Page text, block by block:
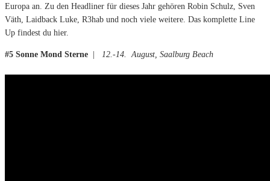
Europa an. Zu den Headliner für dieses Jahr gehören Robin Schulz, Sven
Väth, Laidback Luke, R3hab und noch viele weitere. Das komplette Line
Up findest du hier.
#5 Sonne Mond Sterne 12.-14. August, Saalburg Beach